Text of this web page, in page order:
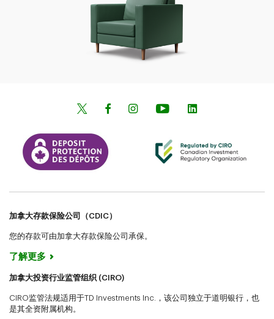
加拿大存款保险公司（CDIC）
您的存款可由加拿大存款保险公司承保。
了解更多
加拿大投资行业监管组织 (CIRO)
CIRO监管法规适用于TD Investments Inc.，该公司独立于道明银行，也
是其全资附属机构。